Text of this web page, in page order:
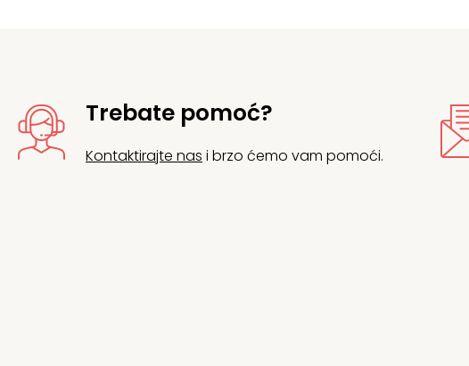
Trebate pomoć?
Kontaktirajte nas i brzo ćemo vam pomoći.